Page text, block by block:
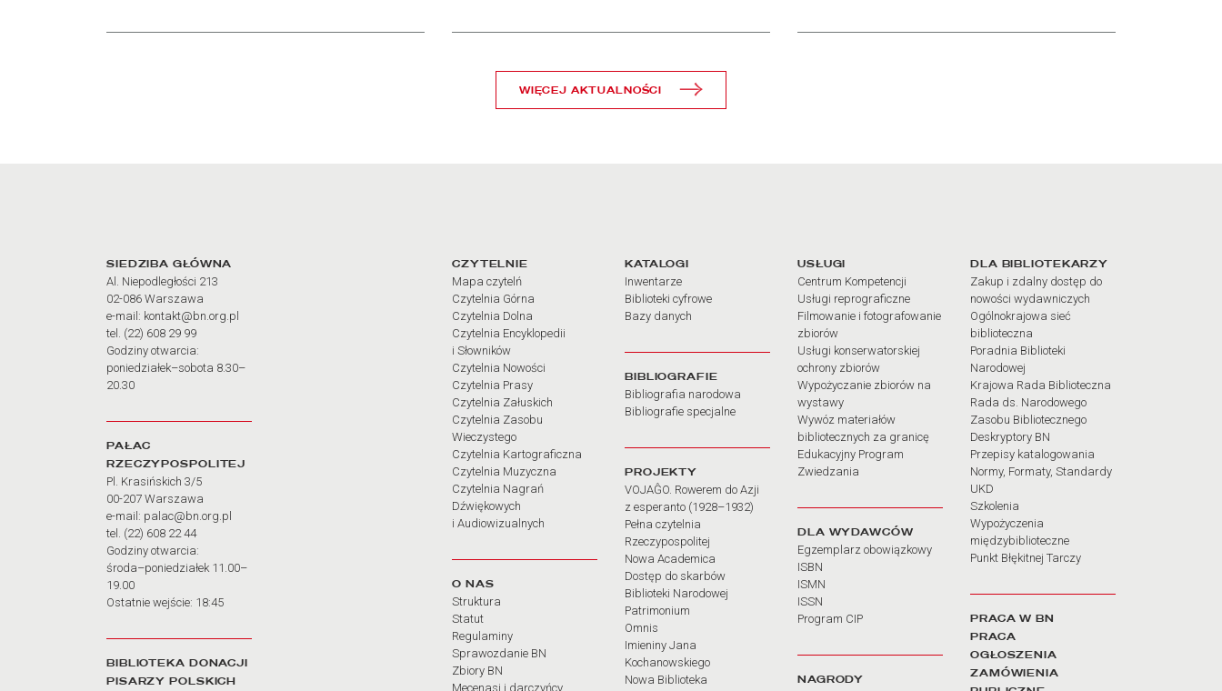
WIĘCEJ AKTUALNOŚCI
Adres oraz godziny otwarcia
SIEDZIBA GŁÓWNA
Al. Niepodległości 213
02-086 Warszawa
e-mail: kontakt@bn.org.pl
tel. (22) 608 29 99
Godziny otwarcia:
poniedziałek–sobota 8.30–
20.30
PAŁAC
RZECZYPOSPOLITEJ
Pl. Krasińskich 3/5
00-207 Warszawa
e-mail: palac@bn.org.pl
tel. (22) 608 22 44
Godziny otwarcia:
środa–poniedziałek 11.00–
19.00
Ostatnie wejście: 18:45
BIBLIOTEKA DONACJI
PISARZY POLSKICH
Linki do najważniejszych działów
CZYTELNIE
Mapa czytelń
Czytelnia Górna
Czytelnia Dolna
Czytelnia Encyklopedii
i Słowników
Czytelnia Nowości
Czytelnia Prasy
Czytelnia Załuskich
Czytelnia Zasobu
Wieczystego
Czytelnia Kartograficzna
Czytelnia Muzyczna
Czytelnia Nagrań
Dźwiękowych
i Audiowizualnych
O NAS
Struktura
Statut
Regulaminy
Sprawozdanie BN
Zbiory BN
Mecenasi i darczyńcy
KATALOGI
Inwentarze
Biblioteki cyfrowe
Bazy danych
BIBLIOGRAFIE
Bibliografia narodowa
Bibliografie specjalne
PROJEKTY
VOJAĜO. Rowerem do Azji
z esperanto (1928–1932)
Pełna czytelnia
Rzeczypospolitej
Nowa Academica
Dostęp do skarbów
Biblioteki Narodowej
Patrimonium
Omnis
Imieniny Jana
Kochanowskiego
Nowa Biblioteka
USŁUGI
Centrum Kompetencji
Usługi reprograficzne
Filmowanie i fotografowanie
zbiorów
Usługi konserwatorskiej
ochrony zbiorów
Wypożyczanie zbiorów na
wystawy
Wywóz materiałów
bibliotecznych za granicę
Edukacyjny Program
Zwiedzania
DLA WYDAWCÓW
Egzemplarz obowiązkowy
ISBN
ISMN
ISSN
Program CIP
NAGRODY
DLA BIBLIOTEKARZY
Zakup i zdalny dostęp do
nowości wydawniczych
Ogólnokrajowa sieć
biblioteczna
Poradnia Biblioteki
Narodowej
Krajowa Rada Biblioteczna
Rada ds. Narodowego
Zasobu Bibliotecznego
Deskryptory BN
Przepisy katalogowania
Normy, Formaty, Standardy
UKD
Szkolenia
Wypożyczenia
międzybiblioteczne
Punkt Błękitnej Tarczy
PRACA W BN
PRACA
OGŁOSZENIA
ZAMÓWIENIA